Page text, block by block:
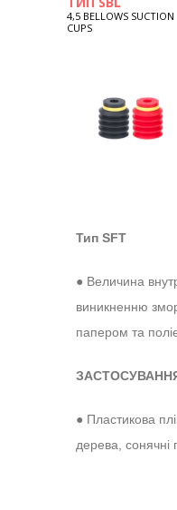
4,5 BELLOWS SUCTION
CUPS
Тип SFT
● Величина
виникненню
папером та
● Пластикова
дерева, сонячні